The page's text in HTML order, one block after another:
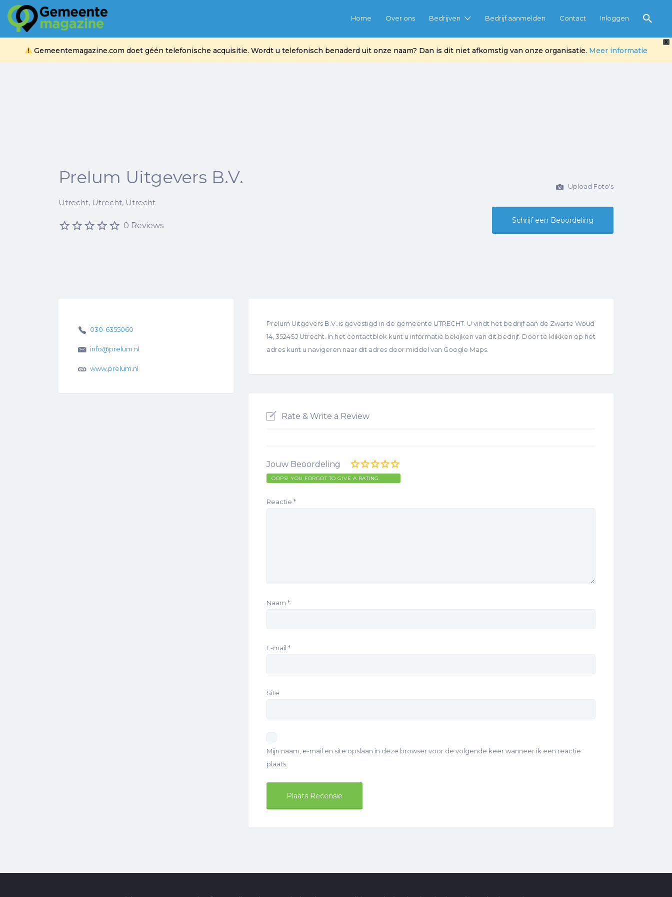
X
Gemeentemagazine.com doet géén telefonische acquisitie. Wordt u telefonisch benaderd uit onze naam? Dan is dit niet afkomstig van onze organisatie. Meer informatie
Home Over ons Bedrijven Bedrijf aanmelden Contact Inloggen
Zoek
naar:
Prelum Uitgevers B.V.
Utrecht, Utrecht, Utrecht
0 Reviews
Upload Foto's
Schrijf een Beoordeling
030-6355060
info@prelum.nl
www.prelum.nl
Prelum Uitgevers B.V. is gevestigd in de gemeente UTRECHT. U vindt het bedrijf aan de Zwarte Woud
14, 3524SJ Utrecht. In het contactblok kunt u informatie bekijken van dit bedrijf. Door te klikken op het
adres kunt u navigeren naar dit adres door middel van Google Maps.
Rate & Write a Review
Jouw Beoordeling
OOPS! YOU FORGOT TO GIVE A RATING.
Reactie *
Naam *
E-mail *
Site
Mijn naam, e-mail en site opslaan in deze browser voor de volgende keer wanneer ik een reactie
plaats.